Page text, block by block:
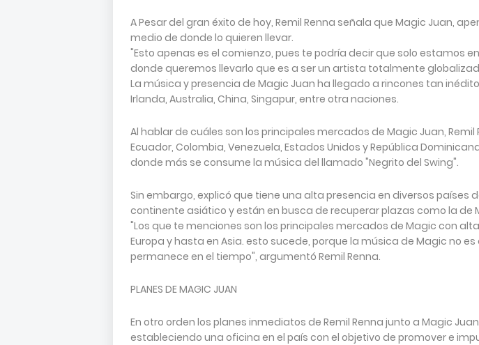
A Pesar del gran éxito de hoy, Remil Renna señala que Magic Juan,
medio de donde lo quieren llevar.
"Esto apenas es el comienzo, pues te podría decir que solo estamos
donde queremos llevarlo que es a ser un artista totalmente
La música y presencia de Magic Juan ha llegado a rincones tan
Irlanda, Australia, China, Singapur, entre otra naciones.
Al hablar de cuáles son los principales mercados de Magic Juan, Remil
Ecuador, Colombia, Venezuela, Estados Unidos y República
donde más se consume la música del llamado "Negrito del Swing".
Sin embargo, explicó que tiene una alta presencia en diversos países
continente asiático y están en busca de recuperar plazas como la de
"Los que te menciones son los principales mercados de Magic con
Europa y hasta en Asia. esto sucede, porque la música de Magic no
permanece en el tiempo", argumentó Remil Renna.
PLANES DE MAGIC JUAN
En otro orden los planes inmediatos de Remil Renna junto a Magic
estableciendo una oficina en el país con el objetivo de promover e